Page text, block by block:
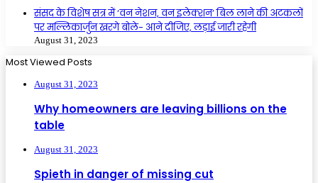
संसद के विशेष सत्र में ‘वन नेशन, वन इलेक्शन’ बिल लाने की अटकलों
पर मल्लिकार्जुन खरगे बोले- आने दीजिए, लड़ाई जारी रहेगी
August 31, 2023
Most Viewed Posts
August 31, 2023
Why homeowners are leaving billions on the
table
August 31, 2023
Spieth in danger of missing cut